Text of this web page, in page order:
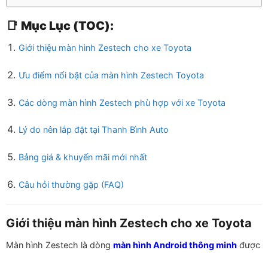
📑 Mục Lục (TOC):
Giới thiệu màn hình Zestech cho xe Toyota
Ưu điểm nổi bật của màn hình Zestech Toyota
Các dòng màn hình Zestech phù hợp với xe Toyota
Lý do nên lắp đặt tại Thanh Bình Auto
Bảng giá & khuyến mãi mới nhất
Câu hỏi thường gặp (FAQ)
Giới thiệu màn hình Zestech cho xe Toyota
Màn hình Zestech là dòng màn hình Android thông minh được